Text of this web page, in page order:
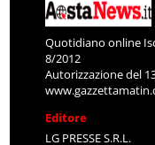
Quotidiano online
8/2012
Autorizzazione del
Editore
LG PRESSE S.R.L.